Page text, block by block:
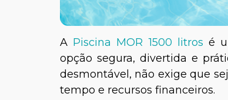
A Piscina MOR 1500 litros é
opção segura, divertida e
desmontável, não exige que
tempo e recursos financeiros.